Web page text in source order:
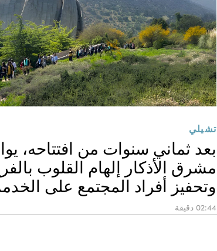
تشيلي
بعد ثماني سنوات من افتتاحه،
مشرق الأذكار إلهام القلوب
وتحفيز أفراد المجتمع على
02:44 دقيقة